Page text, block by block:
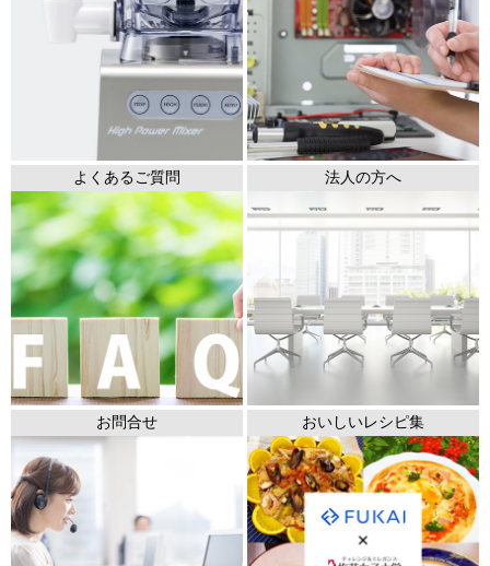
よくあるご質問 法人の方へ
お問合せ おいしいレシピ集